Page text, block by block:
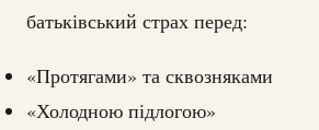
батьківський страх перед:
«Протягами» та сквозняками
«Холодною підлогою»